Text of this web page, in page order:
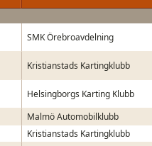
SMK Örebroavdelning
Kristianstads Kartingklubb
Helsingborgs Karting Klubb
Malmö Automobilklubb
Kristianstads Kartingklubb